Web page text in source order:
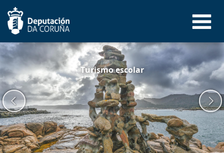
Pasar
contenido
Turismo escolar